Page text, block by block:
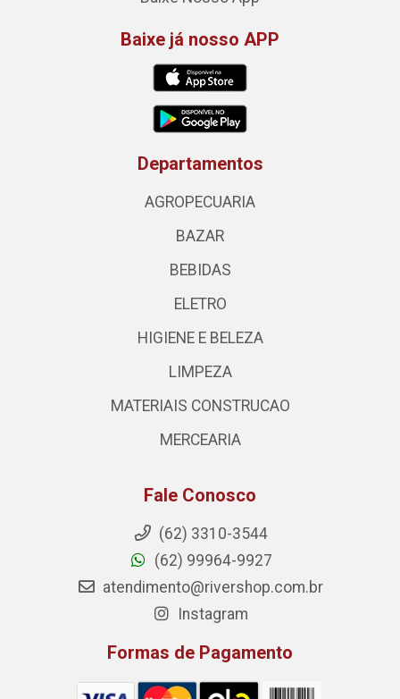
Baixe já nosso APP
Departamentos
AGROPECUARIA
BAZAR
BEBIDAS
ELETRO
HIGIENE E BELEZA
LIMPEZA
MATERIAIS CONSTRUCAO
MERCEARIA
Fale Conosco
(62) 3310-3544
(62) 99964-9927
atendimento@rivershop.com.br
Instagram
Formas de Pagamento